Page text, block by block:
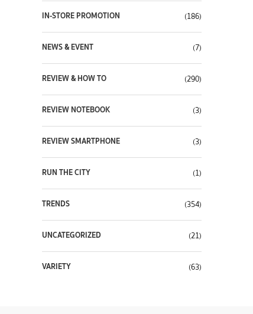
IN-STORE PROMOTION (186)
NEWS & EVENT (7)
REVIEW & HOW TO (290)
REVIEW NOTEBOOK (3)
REVIEW SMARTPHONE (3)
RUN THE CITY (1)
TRENDS (354)
UNCATEGORIZED (21)
VARIETY (63)